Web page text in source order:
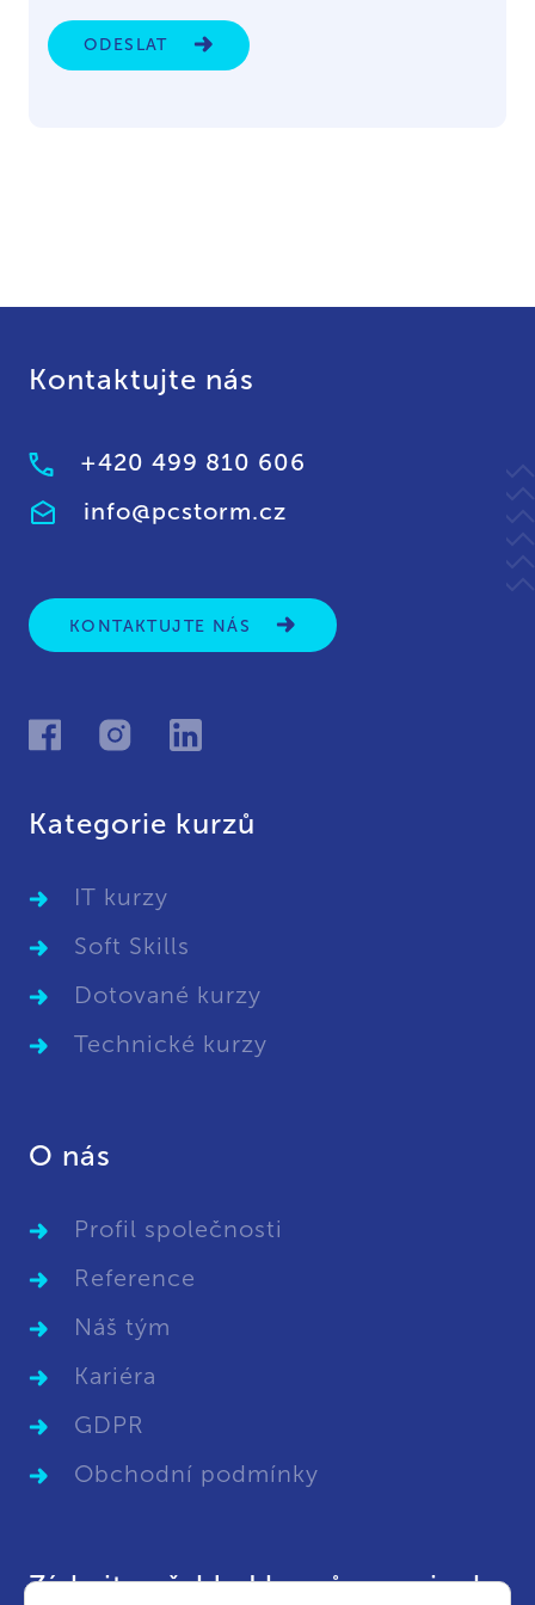
ODESLAT
Kontaktujte nás
+420 499 810 606
info@pcstorm.cz
KONTAKTUJTE NÁS
Kategorie kurzů
IT kurzy
Soft Skills
Dotované kurzy
Technické kurzy
O nás
Profil společnosti
Reference
Náš tým
Kariéra
GDPR
Obchodní podmínky
Získejte přehled kurzů a novinek